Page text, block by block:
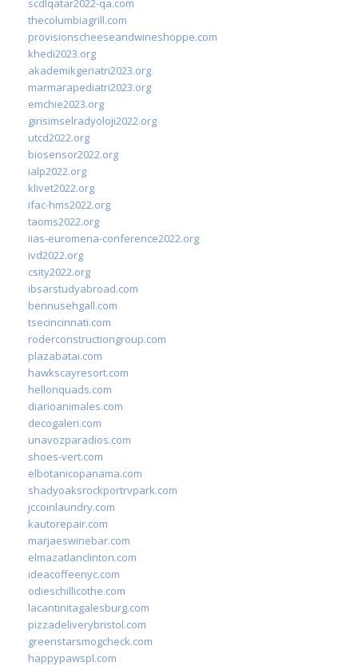
thecolumbiagrill.com
provisionscheeseandwineshoppe.com
khedi2023.org
akademikgeriatri2023.org
marmarapediatri2023.org
emchie2023.org
girisimselradyoloji2022.org
utcd2022.org
biosensor2022.org
ialp2022.org
klivet2022.org
ifac-hms2022.org
taoms2022.org
iias-euromena-conference2022.org
ivd2022.org
csity2022.org
ibsarstudyabroad.com
bennusehgall.com
tsecincinnati.com
roderconstructiongroup.com
plazabatai.com
hawkscayresort.com
hellonquads.com
diarioanimales.com
decogaleri.com
unavozparadios.com
shoes-vert.com
elbotanicopanama.com
shadyoaksrockportrvpark.com
jccoinlaundry.com
kautorepair.com
marjaeswinebar.com
elmazatlanclinton.com
ideacoffeenyc.com
odieschillicothe.com
lacantinitagalesburg.com
pizzadeliverybristol.com
greenstarsmogcheck.com
happypawspl.com